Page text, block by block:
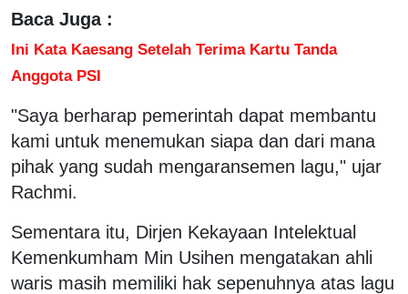
Baca Juga :
Ini Kata Kaesang Setelah Terima Kartu Tanda
Anggota PSI
"Saya berharap pemerintah dapat membantu
kami untuk menemukan siapa dan dari mana
pihak yang sudah mengaransemen lagu," ujar
Rachmi.
Sementara itu, Dirjen Kekayaan Intelektual
Kemenkumham Min Usihen mengatakan ahli
waris masih memiliki hak sepenuhnya atas lagu